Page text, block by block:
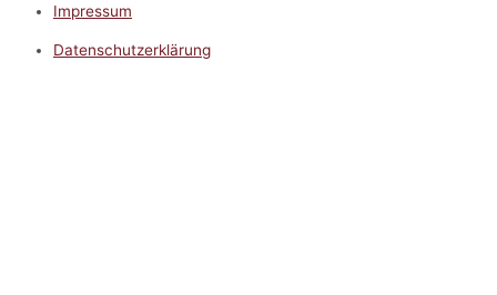
Impressum
Datenschutzerklärung